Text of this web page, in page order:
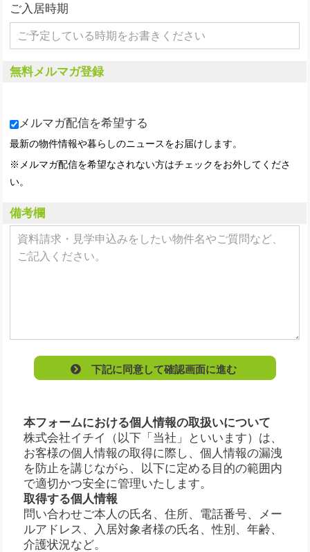
ご入居時期
無料メルマガ登録
メルマガ配信を希望する
最新の物件情報や暮らしのニュースをお届けします。
※メルマガ配信を希望なされない方はチェックをお外してくださ
い。
備考欄
下記に同意して確認画面に進む
本フォームにおける個人情報の取扱いについて
株式会社イチイ（以下「当社」といいます）は、
お客様の個人情報の取得に際し、個人情報の漏洩
を防止を講じながら、以下に定める目的の範囲内
で適切かつ安全に管理いたします。
取得する個人情報
問い合わせご本人の氏名、住所、電話番号、メー
ルアドレス、入居対象者様の氏名、性別、年齢、
介護状況など。